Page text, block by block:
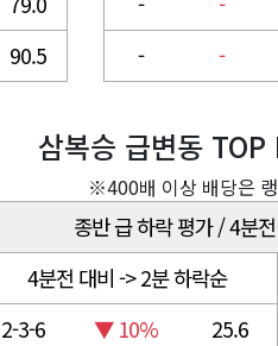
90.5
-
-
삼복승 급변동
※400배 이상 배당은
종반 급 하락 평가 / 4분
4분전 대비 -> 2분 하락순
2-3-6
▼ 10% 25.6